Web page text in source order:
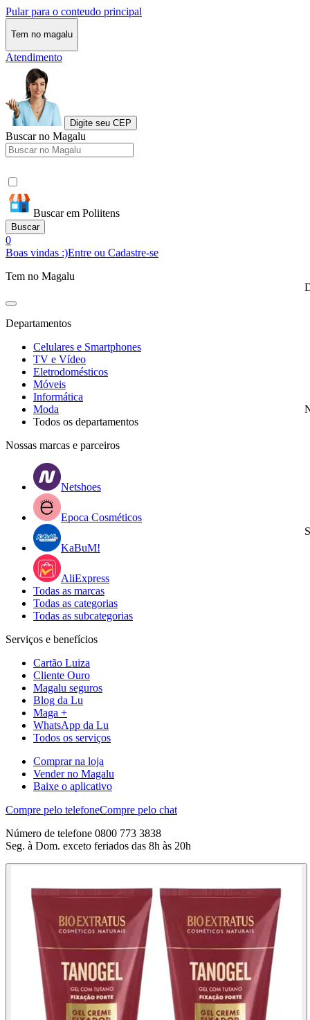
Pular para o conteudo principal
Tem no magalu
Atendimento
Digite seu CEP
Buscar no Magalu
Buscar em Poliitens
Buscar
0
Boas vindas :)Entre ou Cadastre-se
Tem no Magalu
Departamentos
Celulares e Smartphones
TV e Vídeo
Eletrodomésticos
Móveis
Informática
Moda
Todos os departamentos
Nossas marcas e parceiros
Netshoes
Epoca Cosméticos
KaBuM!
AliExpress
Todas as marcas
Todas as categorias
Todas as subcategorias
Serviços e benefícios
Cartão Luiza
Cliente Ouro
Magalu seguros
Blog da Lu
Maga +
WhatsApp da Lu
Todos os serviços
Comprar na loja
Vender no Magalu
Baixe o aplicativo
Compre pelo telefoneCompre pelo chat
Número de telefone 0800 773 3838
Seg. à Dom. exceto feriados das 8h às 20h